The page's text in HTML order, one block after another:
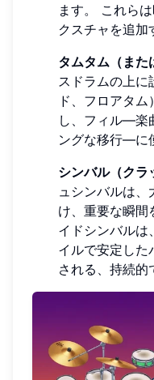
ます。 これら
クスチャを追加
タムタム（また
スドラムの上に
ド、フロアタ
し、フィル—楽
ングな移行—に
シンバル（クラ
ュシンバルは
け、重要な瞬間
イドシンバルは
イルで安定した
される、持続的